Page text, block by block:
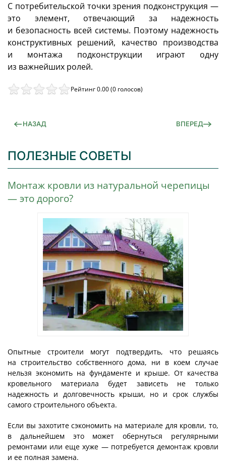
С потребительской точки зрения подконструкция —
это элемент, отвечающий за надежность
и безопасность всей системы. Поэтому надежность
конструктивных решений, качество производства
и монтажа подконструкции играют одну
из важнейших ролей.
Рейтинг 0.00 (0 голосов)
НАЗАД ВПЕРЕД
ПОЛЕЗНЫЕ СОВЕТЫ
Монтаж кровли из натуральной черепицы
— это дорого?
Опытные строители могут подтвердить, что решаясь
на строительство собственного дома, ни в коем случае
нельзя экономить на фундаменте и крыше. От качества
кровельного материала будет зависеть не только
надежность и долговечность крыши, но и срок службы
самого строительного объекта.
Если вы захотите сэкономить на материале для кровли, то,
в дальнейшем это может обернуться регулярными
ремонтами или еще хуже — потребуется демонтаж кровли
и ее полная замена.